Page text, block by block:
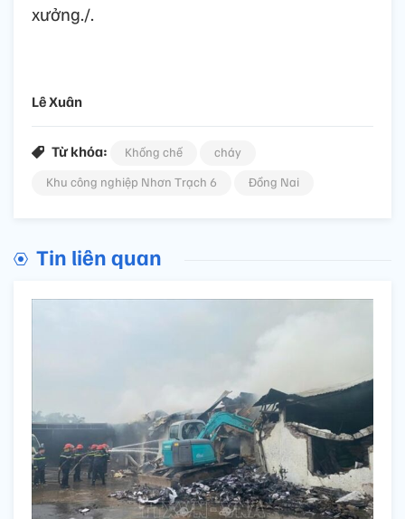
xưởng./.
Lê Xuân
Từ khóa: Khống chế
cháy
Khu công nghiệp Nhơn Trạch 6
Đồng Nai
Tin liên quan